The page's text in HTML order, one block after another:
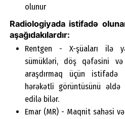
olunur
Radiologiyada istifadə
aşağıdakılardır:
Rentgen - X-şüaları ilə
sümükləri, döş qəfəsini
araşdırmaq üçün istifadə
hərəkətli görüntüsünü
edilə bilər.
Emar (MR) - Maqnit sahəsi